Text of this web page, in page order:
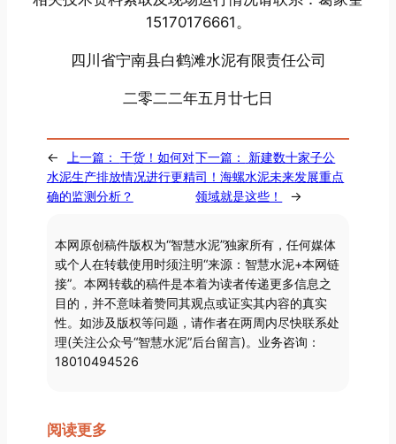
15170176661。
四川省宁南县白鹤滩水泥有限责任公司
二零二二年五月廿七日
← 上一篇： 干货！如何对
水泥生产排放情况进行更精
确的监测分析？
下一篇：
新建数十家子公
司！海螺水泥未来发展重点
领域就是这些！
→
本网原创稿件版权为“智慧水泥”独家所有，任何媒体
或个人在转载使用时须注明“来源：智慧水泥+本网链
接”。本网转载的稿件是本着为读者传递更多信息之
目的，并不意味着赞同其观点或证实其内容的真实
性。如涉及版权等问题，请作者在两周内尽快联系处
理(关注公众号“智慧水泥”后台留言)。业务咨询：
18010494526
阅读更多